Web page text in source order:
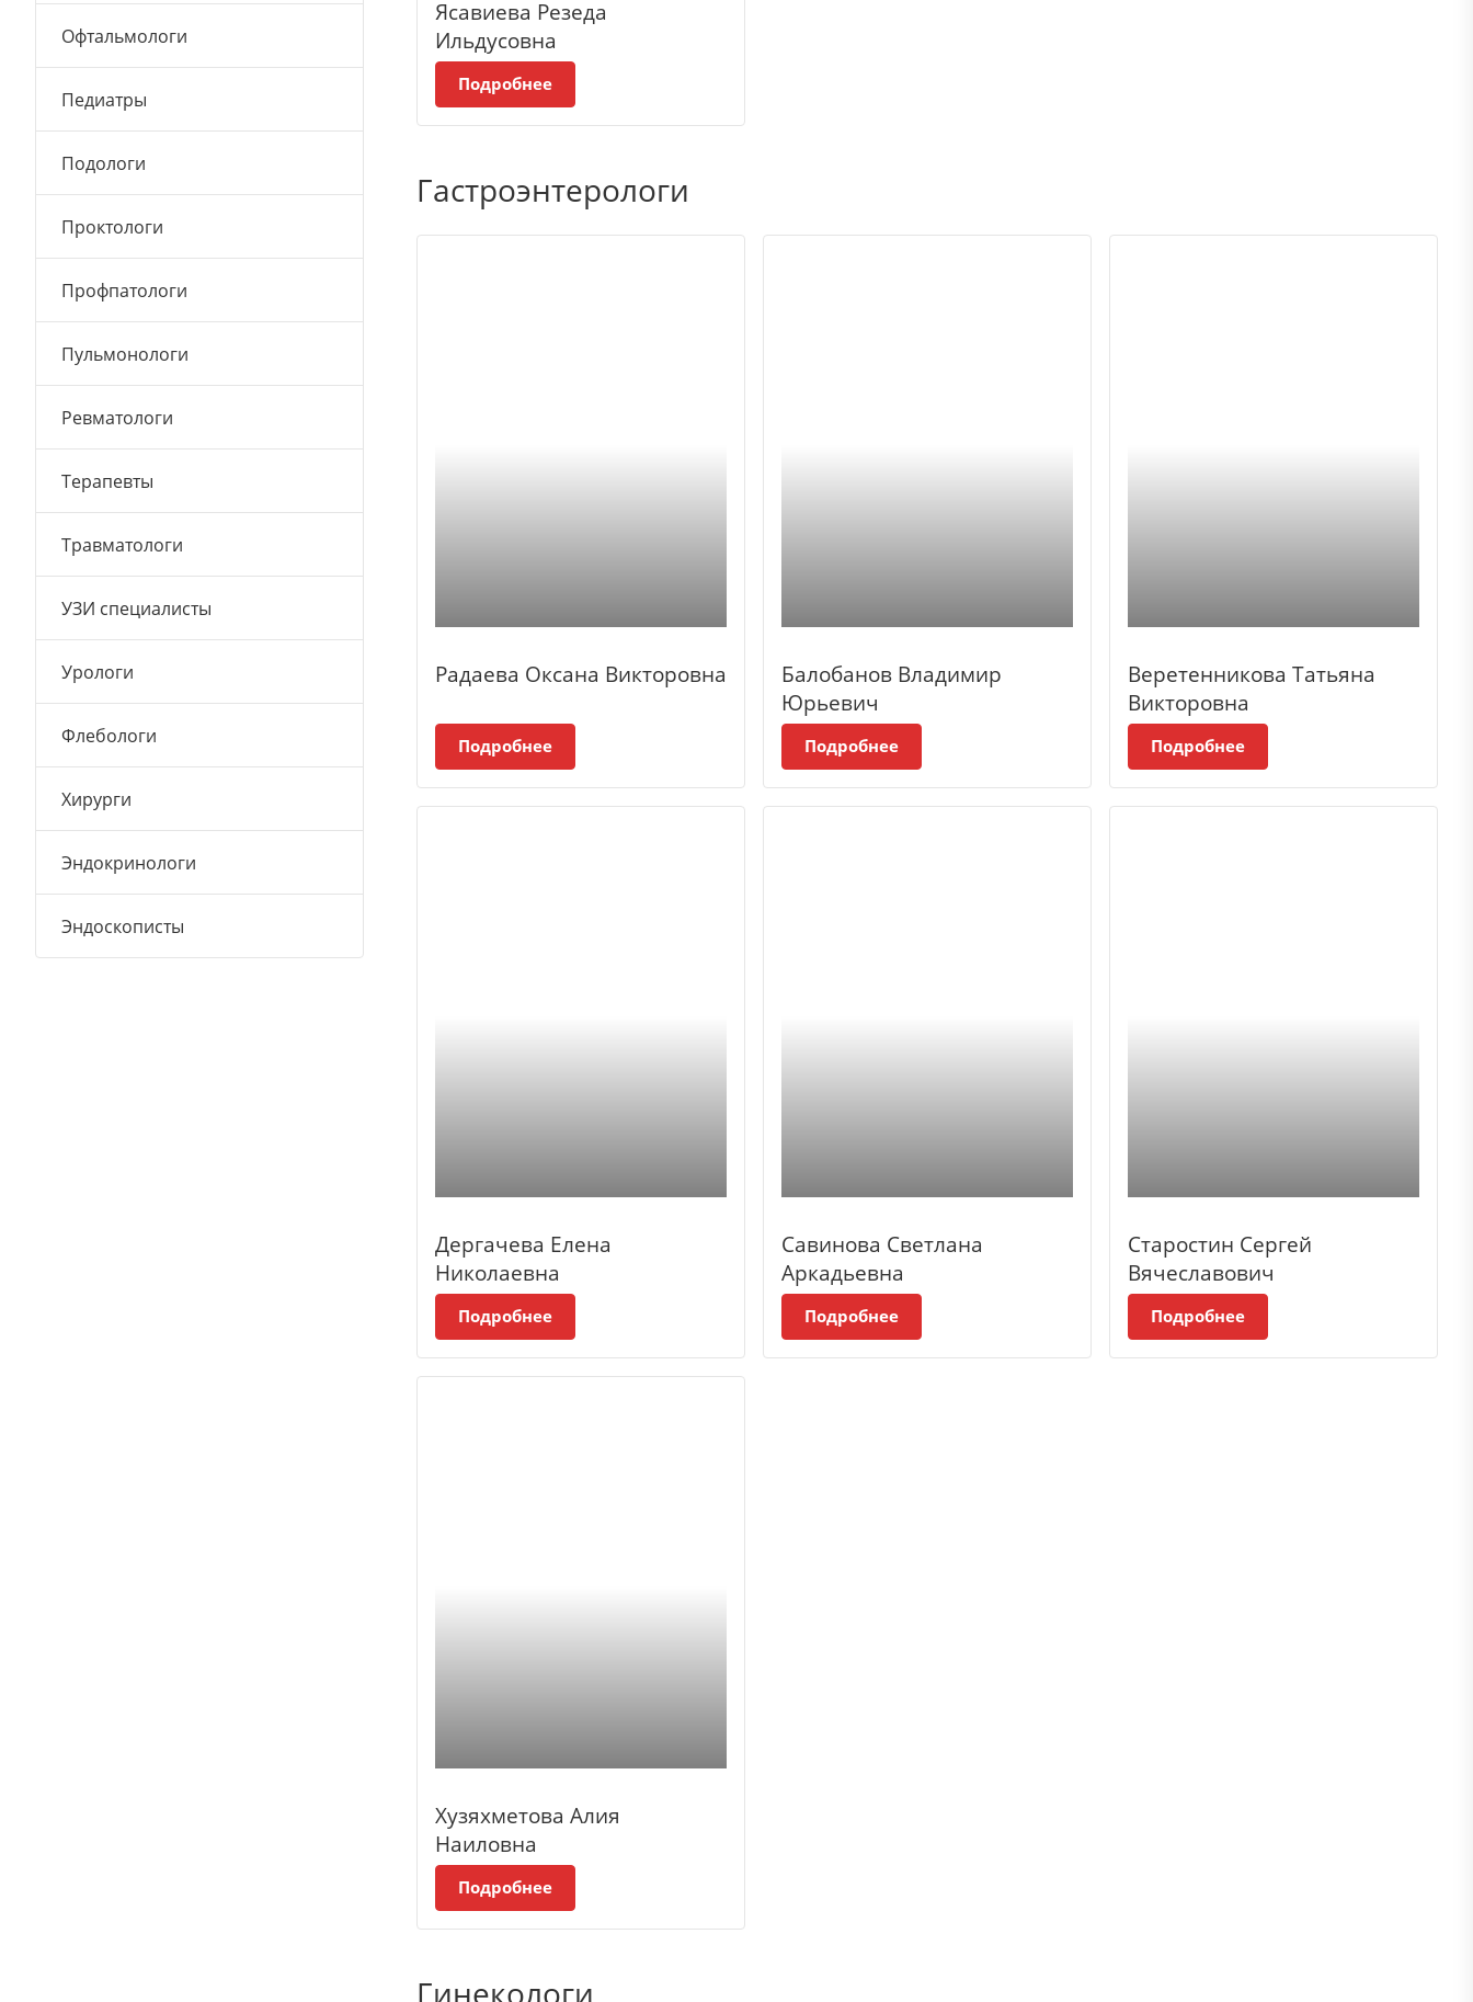
Ясавиева Резеда
Ильдусовна
Подробнее
Гастроэнтерологи
Радаева Оксана Викторовна
Подробнее
Балобанов Владимир
Юрьевич
Подробнее
Веретенникова Татьяна
Викторовна
Подробнее
Дергачева Елена
Николаевна
Подробнее
Савинова Светлана
Аркадьевна
Подробнее
Старостин Сергей
Вячеславович
Подробнее
Хузяхметова Алия
Наиловна
Подробнее
Гинекологи
Офтальмологи
Педиатры
Подологи
Проктологи
Профпатологи
Пульмонологи
Ревматологи
Терапевты
Травматологи
УЗИ специалисты
Урологи
Флебологи
Хирурги
Эндокринологи
Эндоскописты